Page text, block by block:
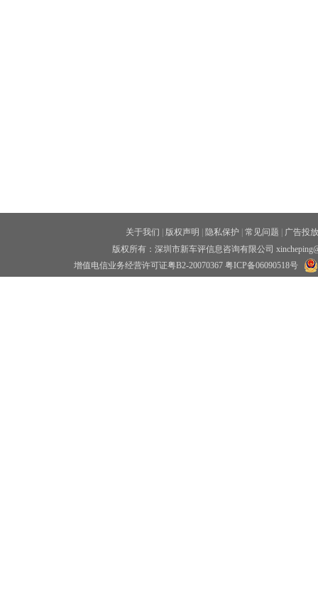
关于我们 版权声明 隐私保护 常见问题
广告投放
版权所有：深圳市新车评信息咨询有限公司
增值电信业务经营许可证粤B2-20070367 粤ICP备06090518号